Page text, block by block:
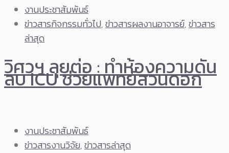
งานประชาสัมพันธ์
ข่าวสารกิจกรรมทั่วไป,ข่าวสารผลงานอาจารย์,ข่าวสาร
ล่าสุด
วิศวฯ ลุยต่อ : ทำห้องความดัน
ลบ ICU ช่วยแพทย์สวนดอก
งานประชาสัมพันธ์
ข่าวสารงานวิจัย,ข่าวสารล่าสุด